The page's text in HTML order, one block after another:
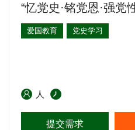
“忆党史·铭党恩·强党
爱国教育 党史学习
人
提交需求